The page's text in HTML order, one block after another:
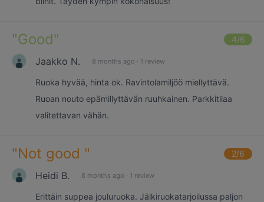
"Good" 4/6
Jaakko N. 8 months ago · 1 review
Ruoka hyvää, hinta ok. Ravintolamiljöö miellyttävä.
Ruoan nouto epämillyttävän ruuhkainen. Parkkitilaa
valitettavan vähän.
"Not good " 2/6
Heidi B. 8 months ago · 1 review
Erittäin suppea jouluruoka. Jälkiruokatarjoilussa paljon